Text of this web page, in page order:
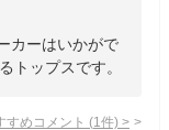
カーはいかがで
トップスです。
すめコメント (1 件) >